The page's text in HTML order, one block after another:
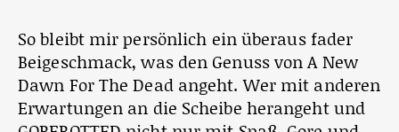
So bleibt mir persönlich ein überaus fader
Beigeschmack, was den Genuss von A New
Dawn For The Dead angeht. Wer mit anderen
Erwartungen an die Scheibe herangeht und